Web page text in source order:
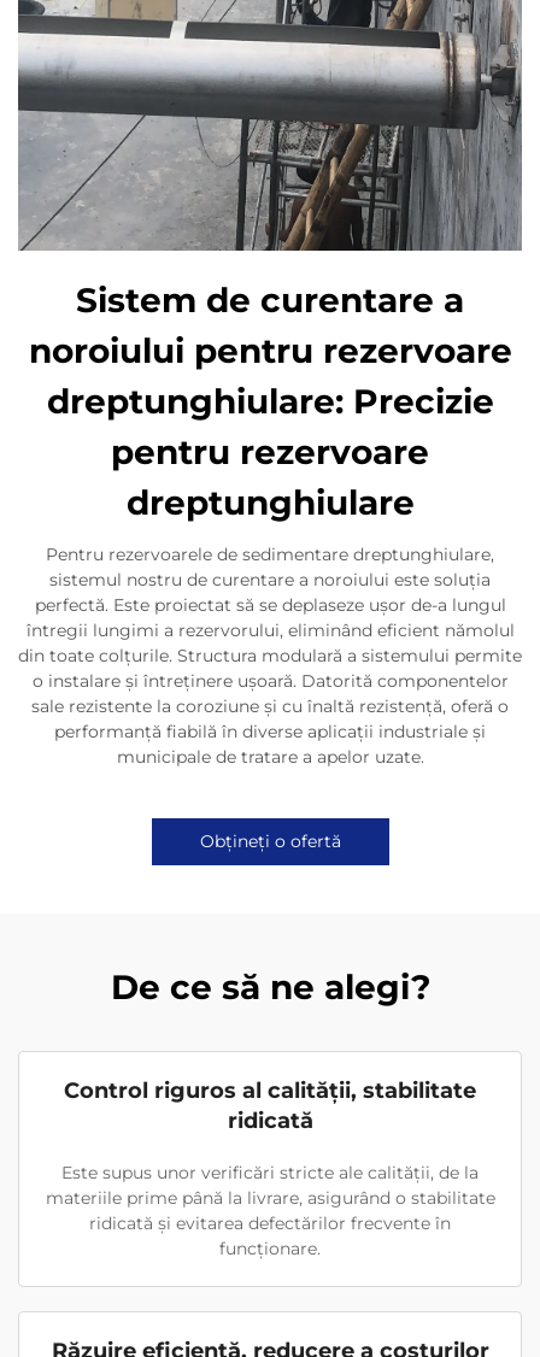
Sistem de curentare a
noroiului pentru rezervoare
dreptunghiulare: Precizie
pentru rezervoare
dreptunghiulare
Pentru rezervoarele de sedimentare dreptunghiulare,
sistemul nostru de curentare a noroiului este soluția
perfectă. Este proiectat să se deplaseze ușor de-a lungul
întregii lungimi a rezervorului, eliminând eficient nămolul
din toate colțurile. Structura modulară a sistemului permite
o instalare și întreținere ușoară. Datorită componentelor
sale rezistente la coroziune și cu înaltă rezistență, oferă o
performanță fiabilă în diverse aplicații industriale și
municipale de tratare a apelor uzate.
Obțineți o ofertă
De ce să ne alegi?
Control riguros al calității, stabilitate
ridicată
Este supus unor verificări stricte ale calității, de la
materiile prime până la livrare, asigurând o stabilitate
ridicată și evitarea defectărilor frecvente în
funcționare.
Răzuire eficientă, reducere a costurilor